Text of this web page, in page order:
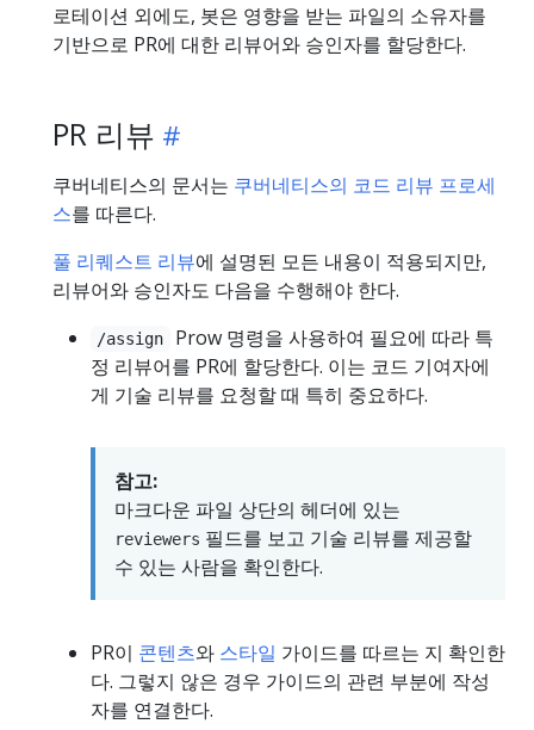
로테이션 외에도, 봇은 영향을 받는 파일의 소유자를
기반으로 PR에 대한 리뷰어와 승인자를 할당한다.
PR 리뷰
쿠버네티스의 문서는 쿠버네티스의 코드 리뷰 프로세
스를 따른다.
풀 리퀘스트 리뷰에 설명된 모든 내용이 적용되지만,
리뷰어와 승인자도 다음을 수행해야 한다.
/assign
Prow 명령을 사용하여 필요에 따라 특
정 리뷰어를 PR에 할당한다. 이는 코드 기여자에
게 기술 리뷰를 요청할 때 특히 중요하다.
참고:
마크다운 파일 상단의 헤더에 있는
reviewers 필드를 보고 기술 리뷰를 제공할
수 있는 사람을 확인한다.
PR이 콘텐츠와 스타일 가이드를 따르는 지 확인한
다. 그렇지 않은 경우 가이드의 관련 부분에 작성
자를 연결한다.